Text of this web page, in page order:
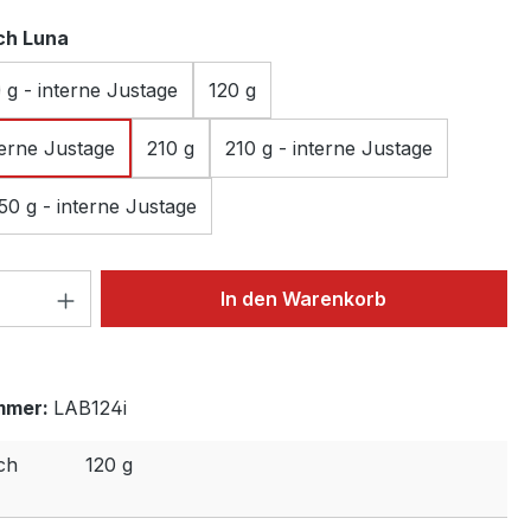
Luna
g - interne Justage 120 g
Justage 210 g 210 g - interne Justage
g - interne Justage
Anzahl: Gib den gewünschten Wert
In den Warenkorb
LAB124i
120 g